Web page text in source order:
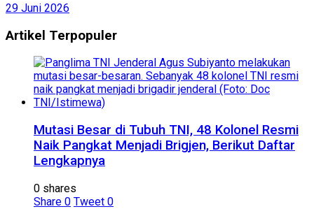
29 Juni 2026
Artikel Terpopuler
Mutasi Besar di Tubuh TNI, 48 Kolonel Resmi
Naik Pangkat Menjadi Brigjen, Berikut Daftar
Lengkapnya
0 shares
Share 0 Tweet 0